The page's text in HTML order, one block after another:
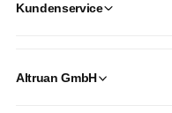
Kundenservice
Altruan GmbH